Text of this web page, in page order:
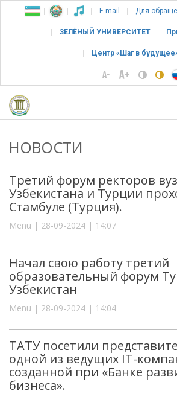
E-mail Для
ЗЕЛЁНЫЙ УНИВЕРСИТЕТ
Центр «Шаг в
НОВОСТИ
Третий форум ректоров
Узбекистана и Турции
Стамбуле (Турция).
Menu | 28-09-2024 | 14:07
Начал свою работу третий
образовательный форум
Узбекистан
Menu | 28-09-2024 | 14:04
ТАТУ посетили
одной из ведущих IT-
созданной при «Банке
бизнеса».